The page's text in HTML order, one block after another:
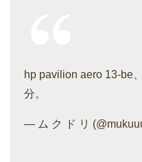
hp pavilion aero 13-be
分。
— ム ク ド リ